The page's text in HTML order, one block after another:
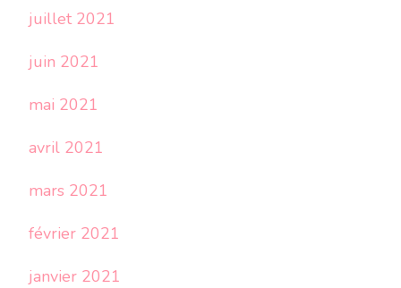
juillet 2021
juin 2021
mai 2021
avril 2021
mars 2021
février 2021
janvier 2021